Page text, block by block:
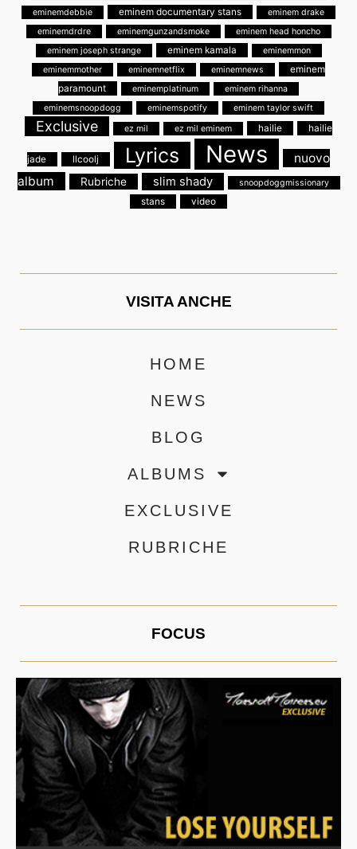
eminemdebbie eminem documentary stans
eminem drake
eminemdrdre
eminemgunzandsmoke
eminem head honcho
eminem joseph strange
eminem kamala
eminemmon
eminemmother
eminemnetflix eminemnews
eminem
paramount
eminemplatinum
eminem rihanna
eminemsnoopdogg
eminemspotify eminem taylor swift
Exclusive ez mil ez mil eminem hailie hailie
jade llcoolj Lyrics News
nuovo
album
Rubriche slim shady snoopdoggmissionary
stans video
VISITA ANCHE
HOME
NEWS
BLOG
ALBUMS
EXCLUSIVE
RUBRICHE
FOCUS